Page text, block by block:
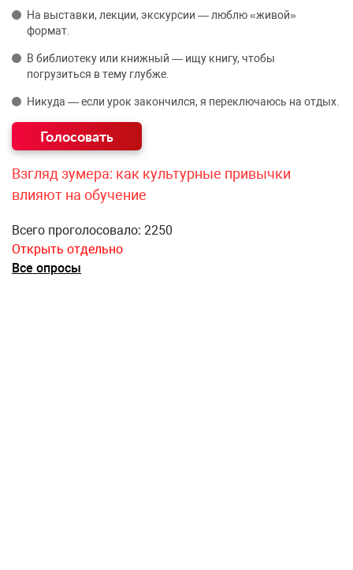
На выставки, лекции, экскурсии — люблю «живой»
формат.
В библиотеку или книжный — ищу книгу, чтобы
погрузиться в тему глубже.
Никуда — если урок закончился, я переключаюсь на отдых.
Взгляд зумера: как культурные привычки
влияют на обучение
Всего проголосовало: 2250
Открыть отдельно
Все опросы